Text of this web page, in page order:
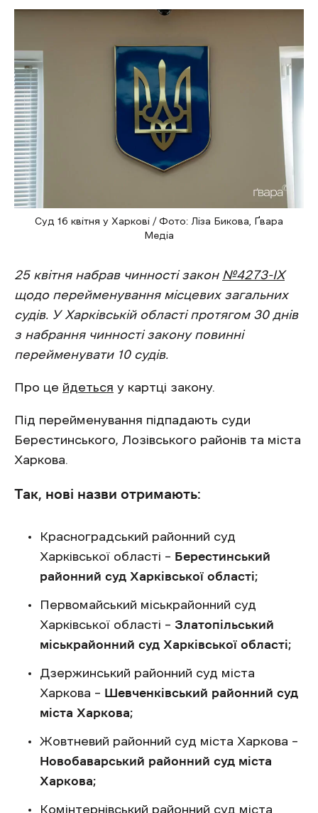
Суд 16 квітня у Харкові / Фото: Ліза Бикова, Ґвара
Медіа
25 квітня набрав чинності закон №4273-IX
щодо перейменування місцевих загальних
судів. У Харківській області протягом 30 днів
з набрання чинності закону повинні
перейменувати 10 судів.
Про це йдеться у картці закону.
Під перейменування підпадають суди
Берестинського, Лозівського районів та міста
Харкова.
Так, нові назви отримають:
Красноградський районний суд
Харківської області – Берестинський
районний суд Харківської області;
Первомайський міськрайонний суд
Харківської області – Златопільський
міськрайонний суд Харківської області;
Дзержинський районний суд міста
Харкова – Шевченківський районний суд
міста Харкова;
Жовтневий районний суд міста Харкова –
Новобаварський районний суд міста
Харкова;
Комінтернівський районний суд міста